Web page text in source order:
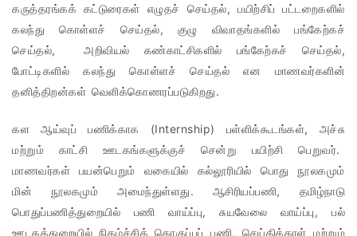
கருத்தரங்கக் கட்டுரைகள் எழுதச் செய்தல், பயிற்சிப் பட்டறைகளில்
கலந்து கொள்ளச் செய்தல், குழு விவாதங்களில் பங்கேற்கச்
செய்தல், அறிவியல் கண்காட்சிகளில் பங்கேற்கச் செய்தல்,
போட்டிகளில் கலந்து கொள்ளச் செய்தல் என மாணவர்களின்
தனித்திறன்கள் வெளிக்கொணரப்படுகிறது.
கள ஆய்வுப் பணிக்காக (Internship) பள்ளிக்கூடங்கள், அச்சு
மற்றும் காட்சி ஊடகங்களுக்குச் சென்று பயிற்சி பெறுவர்.
மாணவர்கள் பயன்பெறும் வகையில் கல்லூரியில் பொது நூலகமும்
மின் நூலகமும் அமைந்துள்ளது. ஆசிரியப்பணி, தமிழ்நாடு
பொதுப்பணித்துறையில் பணி வாய்ப்பு, சுயவேலை வாய்ப்பு, பல்
ஊடகத்துறையில் நிகழ்ச்சித் தொகுப்புப் பணி, செய்தித்தாள் மற்றும்